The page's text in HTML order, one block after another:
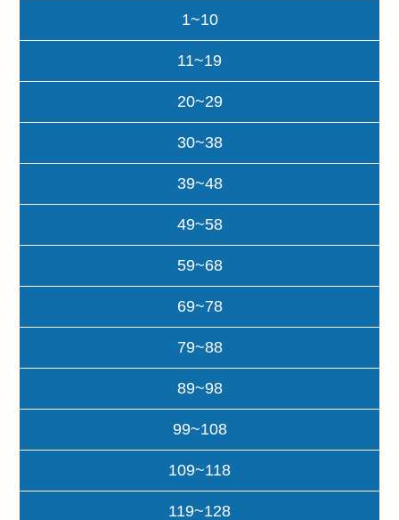
1~10
11~19
20~29
30~38
39~48
49~58
59~68
69~78
79~88
89~98
99~108
109~118
119~128